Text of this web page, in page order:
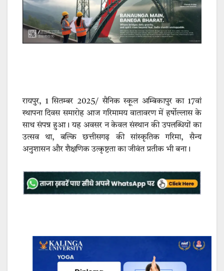
रायपुर, 1 सितम्बर 2025/ सैनिक स्कूल अम्बिकापुर का 17वां
स्थापना दिवस समारोह आज गरिमामय वातावरण में हर्षोल्लास के
साथ संपन्न हुआ। यह अवसर न केवल संस्थान की उपलब्धियों का
उत्सव था, बल्कि छत्तीसगढ़ की सांस्कृतिक गरिमा, सैन्य
अनुशासन और शैक्षणिक उत्कृष्टता का जीवंत प्रतीक भी बना।